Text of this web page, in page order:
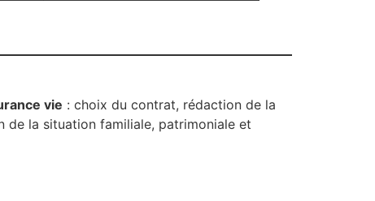
vie : choix du contrat, rédaction de la
de la situation familiale, patrimoniale et